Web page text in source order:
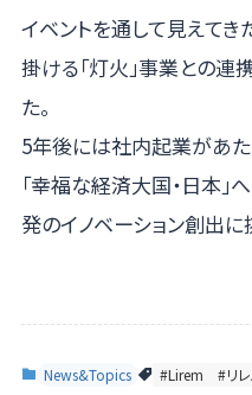
イベントを通して見えてき
掛ける「灯火」事業との
た。
5年後には社内起業があた
「幸福な経済大国・日本」
発のイノベーション創出に
News&Topics #Lirem #リ